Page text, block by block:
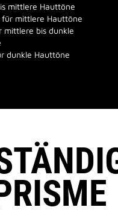
mittlere Hauttöne
mittlere Hauttöne
mittlere bis dunkle
dunkle Hauttöne